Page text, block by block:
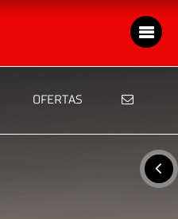
OFERTAS